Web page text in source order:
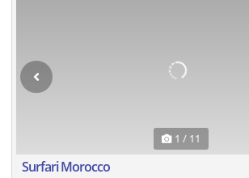
1 / 11
Surfari Morocco